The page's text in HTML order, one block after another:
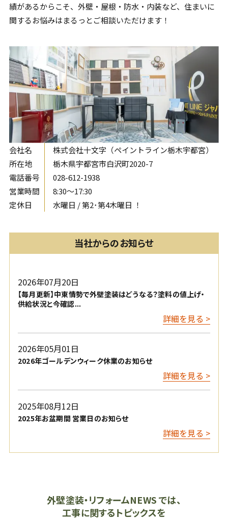
績があるからこそ、外壁・屋根・防水・内装など、住まいに
関するお悩みはまるっとご相談いただけます！
会社名
株式会社十文字（ペイントライン栃木宇都宮）
所在地
栃木県宇都宮市白沢町2020-7
電話番号
028-612-1938
営業時間
8:30〜17:30
定休日
水曜日 / 第2･第4木曜日 ！
当社からのお知らせ
2026年07月20日
【毎月更新】中東情勢で外壁塗装はどうなる？塗料の値上げ・
供給状況と今確認...
詳細を見る >
2026年05月01日
2026年ゴールデンウィーク休業のお知らせ
詳細を見る >
2025年08月12日
2025年お盆期間 営業日のお知らせ
詳細を見る >
外壁塗装・リフォームNEWS では、
工事に関するトピックスを